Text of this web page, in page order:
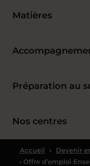
Matières
Préparation au
Nos centres
Accueil ›
Devenir
› Offre d’emploi